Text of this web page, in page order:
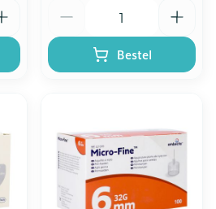
Bestel